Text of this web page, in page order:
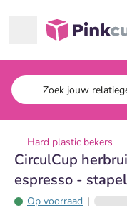
Pinkcube
Hard plastic bekers
CirculCup
espresso -
Op voorraad |